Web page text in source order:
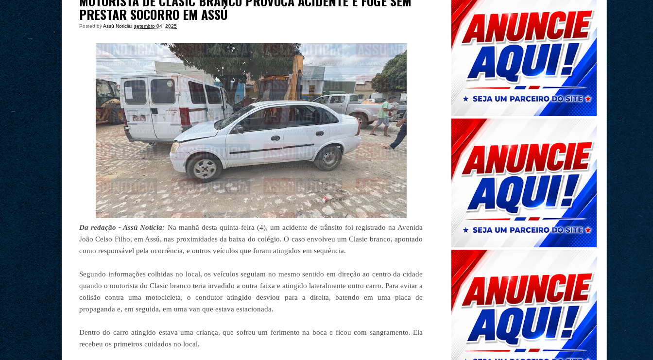
PRESTAR SOCORRO EM ASSÚ
Posted byAssú Noticia
às setembro 04, 2025
Da redação - Assú Notícia: Na manhã desta quinta-feira (4), um acidente de trânsito foi registrado na Avenida
João Celso Filho, em Assú, nas proximidades da baixa do colégio. O caso envolveu um Clasic branco, apontado
como responsável pela ocorrência, e outros veículos que foram atingidos em sequência.
Segundo informações colhidas no local, os veículos seguiam no mesmo sentido em direção ao centro da cidade
quando o motorista do Clasic branco teria invadido a outra faixa e atingido lateralmente outro carro. Para evitar a
colisão contra uma motocicleta, o condutor atingido desviou para a direita, batendo em uma placa de
propaganda e, em seguida, em uma van que estava estacionada.
Dentro do carro atingido estava uma criança, que sofreu um ferimento na boca e ficou com sangramento. Ela
recebeu os primeiros cuidados no local.